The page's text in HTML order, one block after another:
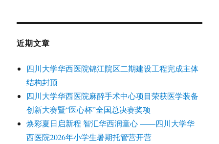
近期文章
四川大学华西医院锦江院区二期建设工程完成主体
结构封顶
四川大学华西医院麻醉手术中心项目荣获医学装备
创新大赛暨“医心杯”全国总决赛奖项
焕彩夏日启新程 智汇华西润童心 ——四川大学华
西医院2026年小学生暑期托管营开营